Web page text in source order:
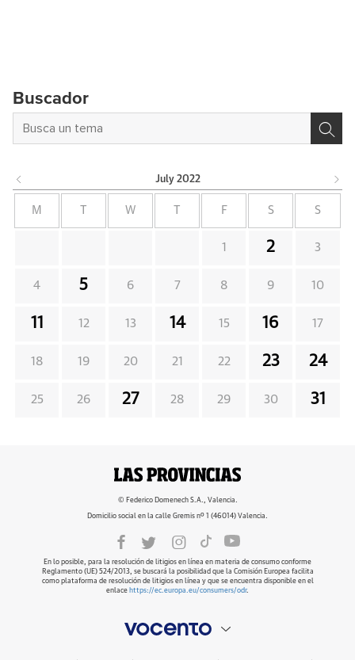
Buscador
July 2022
M W F S S
1 2 3
4 5 6 7 8 9 10
11 12 13 14 15 16 17
18 19 20 21 22 23 24
25 26 27 28 29 30 31
© Federico Domenech S.A., Valencia.
Domicilio social en la calle Gremis nº 1 (46014) Valencia.
En lo posible, para la resolución de litigios en línea en materia de consumo conforme
Reglamento (UE) 524/2013, se buscará la posibilidad que la Comisión Europea facilita
como plataforma de resolución de litigios en línea y que se encuentra disponible en el
enlace https://ec.europa.eu/consumers/odr.